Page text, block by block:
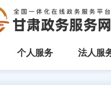
个人服务 法人服